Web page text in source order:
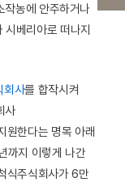
작농에 안주하거나
시베리아로 떠나지
회사를 합작시켜
사
한다는 명목 아래
까지 이렇게 나간
식주식회사가 6만